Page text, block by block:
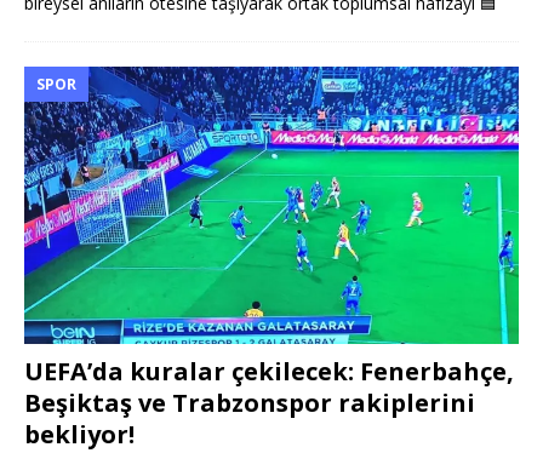
SPOR
UEFA’da kuralar çekilecek: Fenerbahçe,
Beşiktaş ve Trabzonspor rakiplerini
bekliyor!